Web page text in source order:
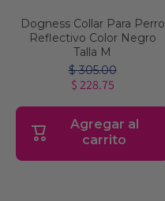
Dogness Collar Para Perro
Reflectivo Color Negro
Talla M
$ 305.00
$ 228.75
Agregar al
carrito